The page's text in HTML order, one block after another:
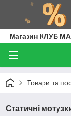
Магазин КЛУБ
Товари та
Статичні